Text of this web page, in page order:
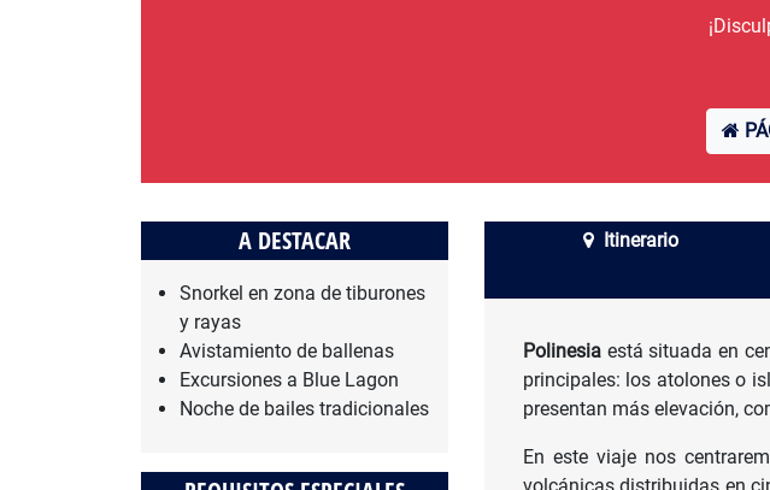
Itinerario
Polinesia está situada en
principales: los atolones o
presentan más elevación,
En este viaje nos
A DESTACAR
Snorkel en zona de tiburones
y rayas
Avistamiento de ballenas
Excursiones a Blue Lagon
Noche de bailes tradicionales